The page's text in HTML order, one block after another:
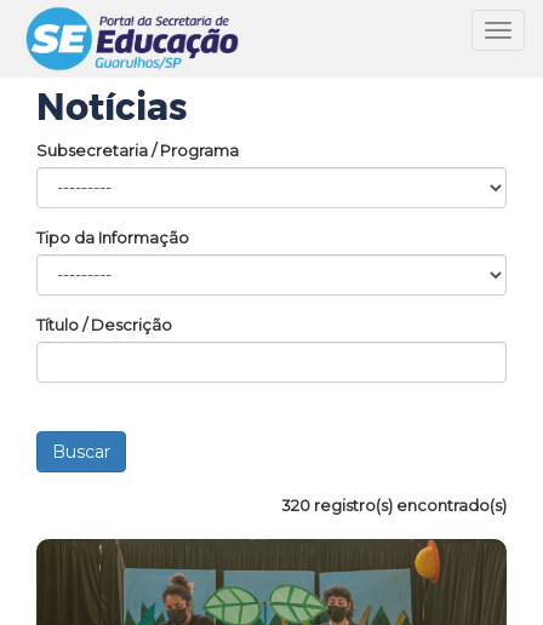
Notícias
Subsecretaria / Programa
Tipo da Informação
Título / Descrição
320 registro(s) encontrado(s)